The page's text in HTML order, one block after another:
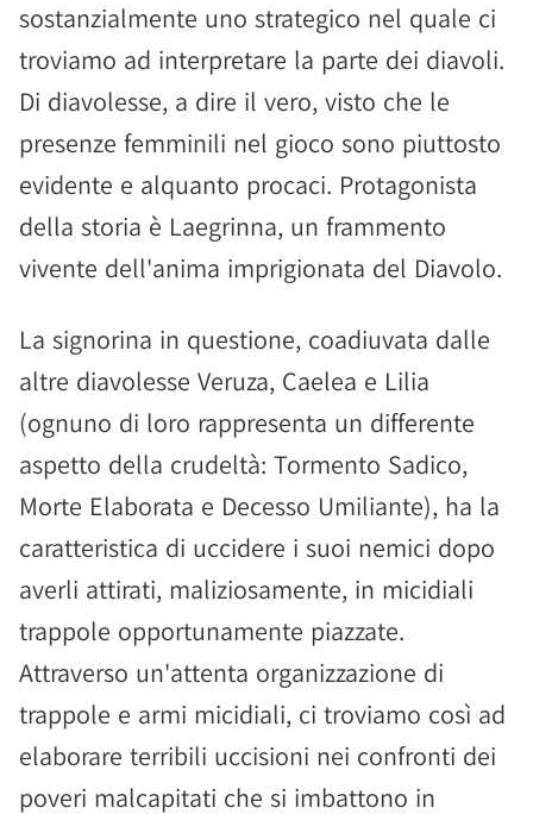
sostanzialmente uno strategico nel quale ci
troviamo ad interpretare la parte dei diavoli.
Di diavolesse, a dire il vero, visto che le
presenze femminili nel gioco sono piuttosto
evidente e alquanto procaci. Protagonista
della storia è Laegrinna, un frammento
vivente dell'anima imprigionata del Diavolo.
La signorina in questione, coadiuvata dalle
altre diavolesse Veruza, Caelea e Lilia
(ognuno di loro rappresenta un differente
aspetto della crudeltà: Tormento Sadico,
Morte Elaborata e Decesso Umiliante), ha la
caratteristica di uccidere i suoi nemici dopo
averli attirati, maliziosamente, in micidiali
trappole opportunamente piazzate.
Attraverso un'attenta organizzazione di
trappole e armi micidiali, ci troviamo così ad
elaborare terribili uccisioni nei confronti dei
poveri malcapitati che si imbattono in